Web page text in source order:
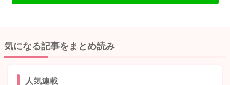
気になる記事をまとめ読み
人気連載